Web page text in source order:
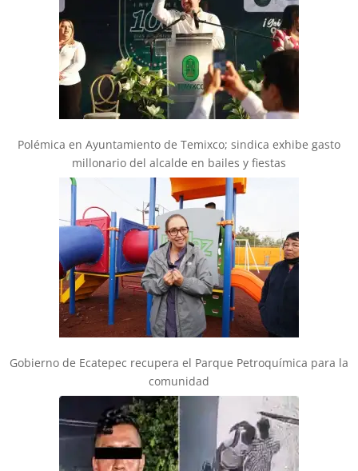
Polémica en Ayuntamiento de Temixco; sindica exhibe gasto
millonario del alcalde en bailes y fiestas
Gobierno de Ecatepec recupera el Parque Petroquímica para la
comunidad